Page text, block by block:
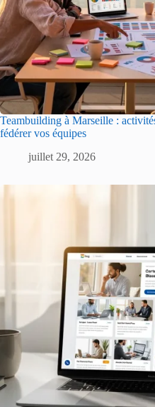
Teambuilding à Marseille :
fédérer vos équipes
juillet 29, 2026